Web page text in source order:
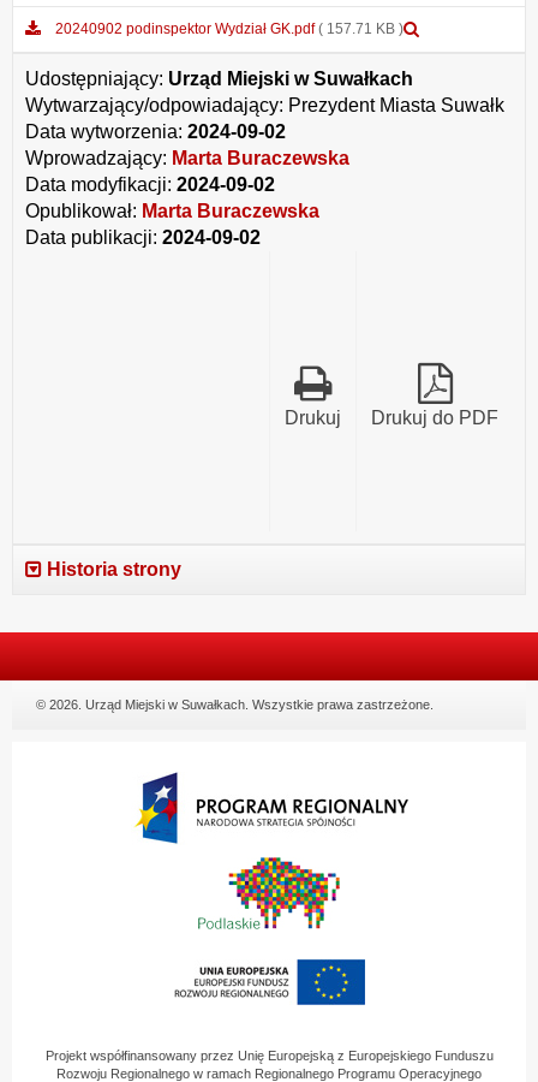
20240902 podinspektor Wydział GK.pdf ( 157.71 KB )
załącznika
Wydział
Udostępniający: Urząd Miejski w Suwałkach
Wytwarzający/odpowiadający: Prezydent Miasta Suwałk
Data wytworzenia: 2024-09-02
Wprowadzający: Marta Buraczewska
Data modyfikacji: 2024-09-02
Opublikował: Marta Buraczewska
Data publikacji: 2024-09-02
Drukuj do PDF
Drukuj
Historia strony
© 2026. Urząd Miejski w Suwałkach. Wszystkie prawa zastrzeżone.
Projekt współfinansowany przez Unię Europejską z Europejskiego Funduszu
Rozwoju Regionalnego w ramach Regionalnego Programu Operacyjnego